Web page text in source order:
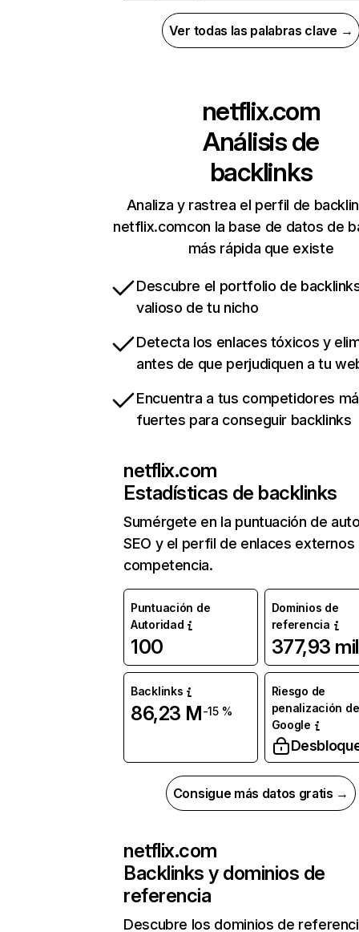
Ver todas las palabras clave →
netflix.com
Análisis de
backlinks
Analiza y rastrea el perfil de
netflix.comcon la base de datos de
más rápida que existe
Descubre el portfolio de
valioso de tu nicho
Detecta los enlaces tóxicos y
antes de que perjudiquen a tu
Encuentra a tus competidores
fuertes para conseguir backlinks
netflix.com
Estadísticas de backlinks
Sumérgete en la puntuación de
SEO y el perfil de enlaces externos
competencia.
Puntuación de
Autoridad
100
Dominios de
referencia
377,93 mil
Backlinks
86,23 M-15 %
Riesgo de
penalización de
Google
Consigue más datos gratis →
netflix.com
Backlinks y dominios de
referencia
Descubre los dominios de